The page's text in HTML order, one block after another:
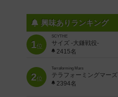
興味ありランキング
1位
SCYTHE
サイズ -大鎌戦役-
2415名
2位
Terraforming Mars
テラフォーミングマーズ
2394名